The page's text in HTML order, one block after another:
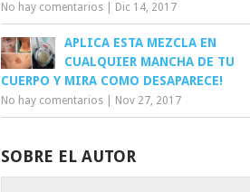
No hay comentarios Dic 14, 2017
APLICA ESTA MEZCLA EN
CUALQUIER MANCHA DE TU
CUERPO Y MIRA COMO DESAPARECE!
No hay comentarios Nov 27, 2017
SOBRE EL AUTOR